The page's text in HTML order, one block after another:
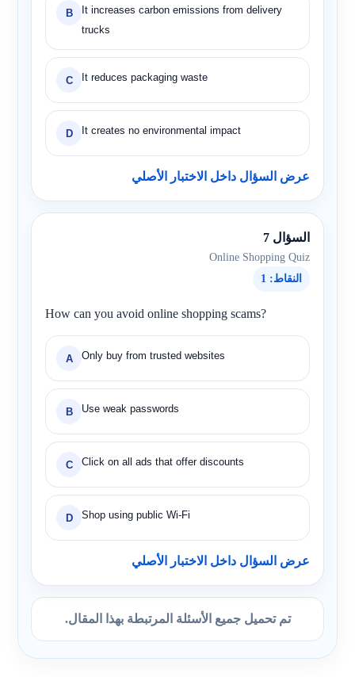
B
It increases carbon emissions from delivery
trucks
C It reduces packaging waste
D It creates no environmental impact
عرض السؤال داخل الاختبار الأصلي
السؤال 7
Online Shopping Quiz
النقاط: 1
How can you avoid online shopping scams?
A Only buy from trusted websites
B Use weak passwords
C Click on all ads that offer discounts
D Shop using public Wi-Fi
عرض السؤال داخل الاختبار الأصلي
تم تحميل جميع الأسئلة المرتبطة بهذا المقال.